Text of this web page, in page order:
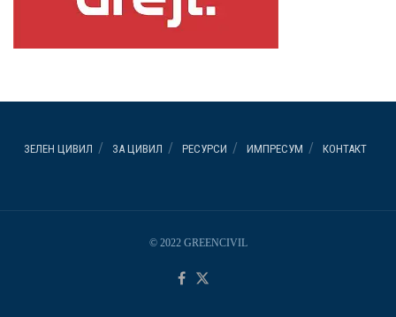
ЗЕЛЕН ЦИВИЛ ЗА ЦИВИЛ РЕСУРСИ ИМПРЕСУМ КОНТАКТ
© 2022 GREENCIVIL